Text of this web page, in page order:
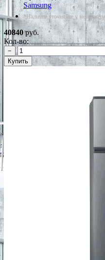
Samsung
*Наличие уточняйте у менеджера
40840руб.
Кол-во:
−
Купить